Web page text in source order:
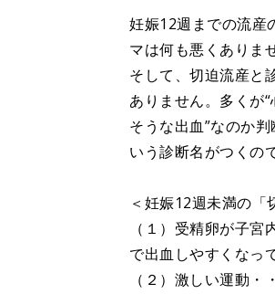
妊娠12週までの流産
マは何も悪くありま
そして、切迫流産と
ありません。多くが
そうな出血”なのか
いう診断名がつくの
＜妊娠12週未満の「
（１）受精卵が子
で出血しやすくなっ
（２）激しい運動